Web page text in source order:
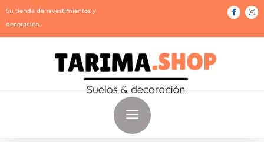
Su tienda de revestimientos y
decoración.
a